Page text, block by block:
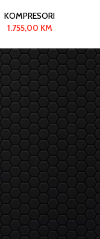
KOMPRESORI
1.755,00 KM